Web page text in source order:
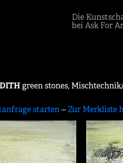
Die
bei Ask For
green stones,
starten‒Zur Merkliste